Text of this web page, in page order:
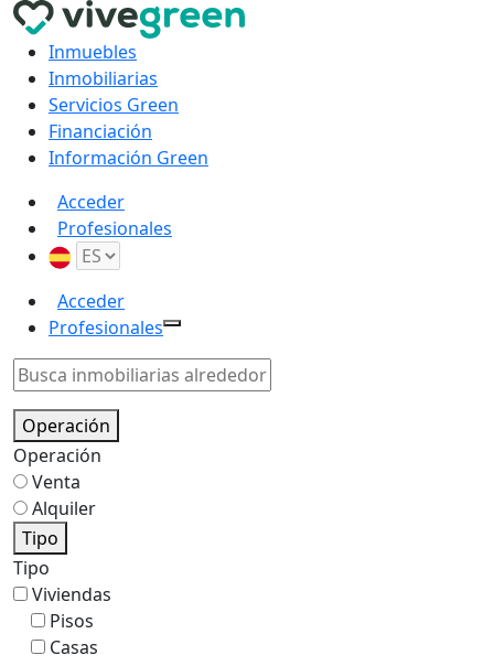
Inmuebles
Inmobiliarias
Servicios Green
Financiación
Información Green
Acceder
Profesionales
Acceder
Profesionales
Operación
Operación
Venta
Alquiler
Tipo
Tipo
Viviendas
Pisos
Casas